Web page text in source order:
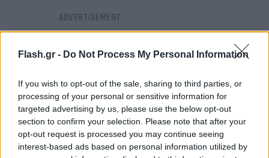
Flash.gr - Do Not Process My Personal Information
If you wish to opt-out of the sale, sharing to third parties, or
processing of your personal or sensitive information for
targeted advertising by us, please use the below opt-out
section to confirm your selection. Please note that after your
opt-out request is processed you may continue seeing
interest-based ads based on personal information utilized by